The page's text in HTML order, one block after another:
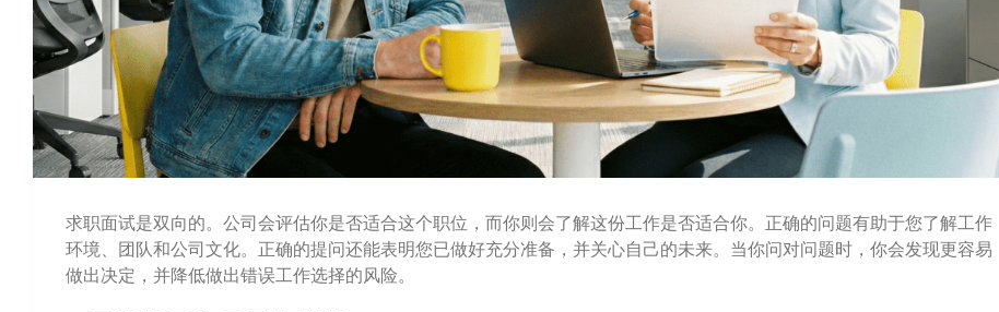
求职面试是双向的。公司会评估你是否适合这个职位，而你则会了解这份工作是否适合你。正确的问题有助于您了解工作
环境、团队和公司文化。正确的提问还能表明您已做好充分准备，并关心自己的未来。当你问对问题时，你会发现更容易
做出决定，并降低做出错误工作选择的风险。